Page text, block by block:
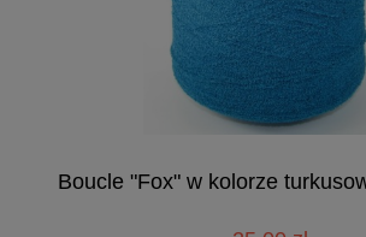
Boucle "Fox" w kolorze